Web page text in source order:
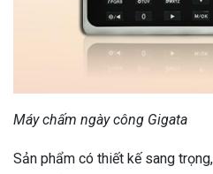
Máy chấm ngày công Gigata
Sản phẩm có thiết kế sang